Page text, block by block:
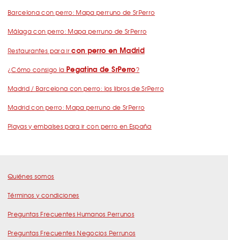
Barcelona con perro: Mapa perruno de SrPerro
Málaga con perro: Mapa perruno de SrPerro
Restaurantes para ircon perro en Madrid
¿Cómo consigo la Pegatina de SrPerro?
Madrid / Barcelona con perro: los libros de SrPerro
Madrid con perro: Mapa perruno de SrPerro
Playas y embalses para ir con perro en España
Quiénes somos
Términos y condiciones
Preguntas Frecuentes Humanos Perrunos
Preguntas Frecuentes Negocios Perrunos